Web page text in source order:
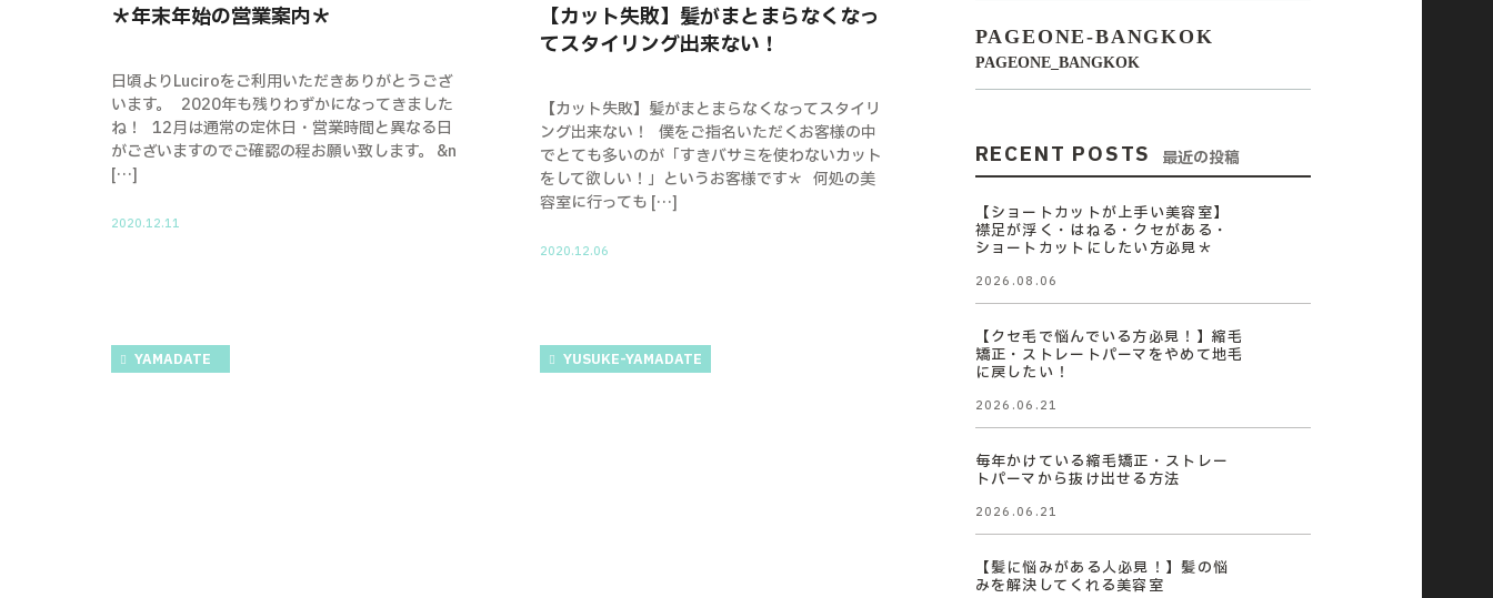
＊年末年始の営業案内＊
日頃よりLuciroをご利用いただきありがとうござ
います。 2020年も残りわずかになってきました
ね！ 12月は通常の定休日・営業時間と異なる日
がございますのでご確認の程お願い致します。 &n
[…]
2020.12.11
【カット失敗】髪がまとまらなくなっ
てスタイリング出来ない！
【カット失敗】髪がまとまらなくなってスタイリ
ング出来ない！ 僕をご指名いただくお客様の中
でとても多いのが「すきバサミを使わないカット
をして欲しい！」というお客様です＊ 何処の美
容室に行っても […]
2020.12.06
YAMADATE YUSUKE-YAMADATE
PAGEONE-BANGKOK
PAGEONE_BANGKOK
RECENT POSTS 最近の投稿
【ショートカットが上手い美容室】
襟足が浮く・はねる・クセがある・
ショートカットにしたい方必見＊
2026.08.06
【クセ毛で悩んでいる方必見！】縮毛
矯正・ストレートパーマをやめて地毛
に戻したい！
2026.06.21
毎年かけている縮毛矯正・ストレー
トパーマから抜け出せる方法
2026.06.21
【髪に悩みがある人必見！】髪の悩
みを解決してくれる美容室